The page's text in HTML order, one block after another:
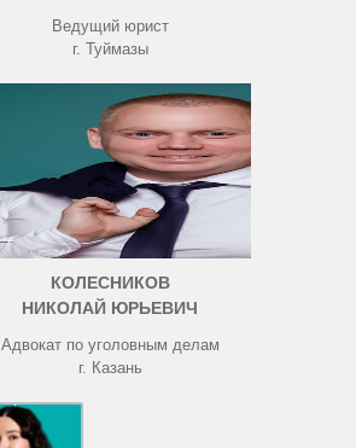
Ведущий юрист
г. Туймазы
КОЛЕСНИКОВ
НИКОЛАЙ ЮРЬЕВИЧ
Адвокат по уголовным делам
г. Казань